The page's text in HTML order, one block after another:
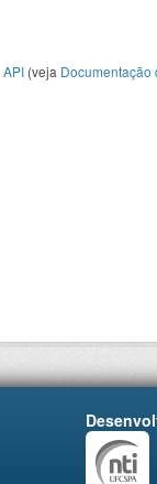
API (veja Documentação